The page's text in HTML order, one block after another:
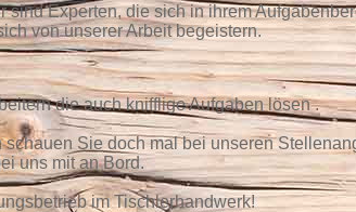
Experten, die sich in ihrem
von unserer Arbeit begeistern.
die auch knifflige Aufgaben lösen .
Sie doch mal bei unseren
uns mit an Bord.
im Tischlerhandwerk!